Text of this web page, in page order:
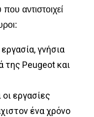
αντιστοιχεί
γνήσια
της Peugeot και
εργασίες
ένα χρόνο